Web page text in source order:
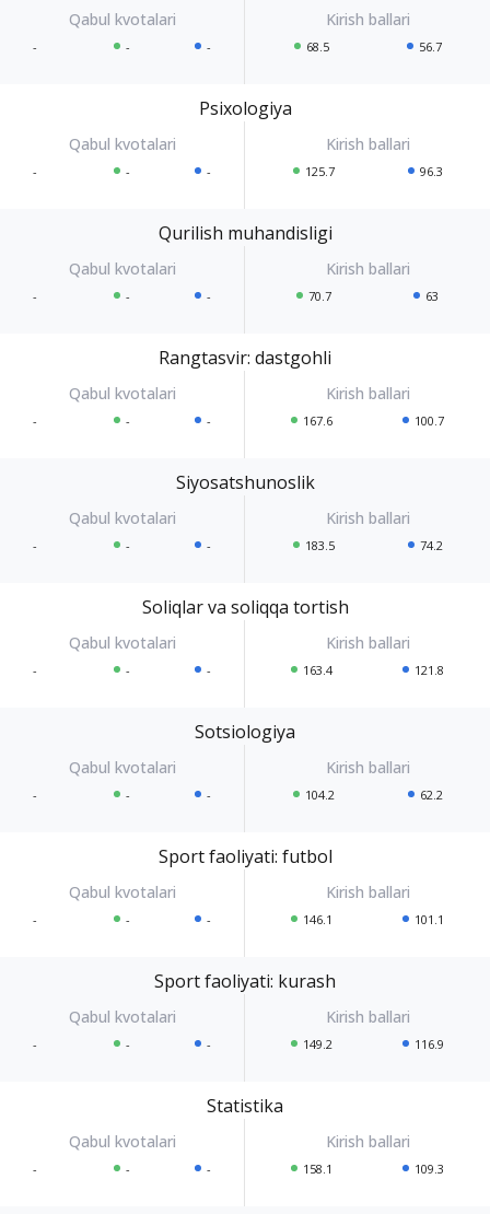
- - - 68.5 56.7
Psixologiya
- - - 125.7 96.3
Qurilish muhandisligi
- - - 70.7 63
Rangtasvir: dastgohli
- - - 167.6 100.7
Siyosatshunoslik
- - - 183.5 74.2
Soliqlar va soliqqa tortish
- - - 163.4 121.8
Sotsiologiya
- - - 104.2 62.2
Sport faoliyati: futbol
- - - 146.1 101.1
Sport faoliyati: kurash
- - - 149.2 116.9
Statistika
- - - 158.1 109.3